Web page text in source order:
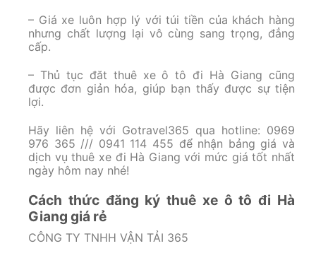
– Giá xe luôn hợp lý với túi tiền của khách hàng
nhưng chất lượng lại vô cùng sang trọng, đẳng
cấp.
– Thủ tục đăt thuê xe ô tô đi Hà Giang cũng
được đơn giản hóa, giúp bạn thấy được sự tiện
lợi.
Hãy liên hệ với Gotravel365 qua hotline: 0969
976 365 /// 0941 114 455 để nhận bảng giá và
dịch vụ thuê xe đi Hà Giang với mức giá tốt nhất
ngày hôm nay nhé!
Cách thức đăng ký thuê xe ô tô đi Hà
Giang giá rẻ
CÔNG TY TNHH VẬN TẢI 365